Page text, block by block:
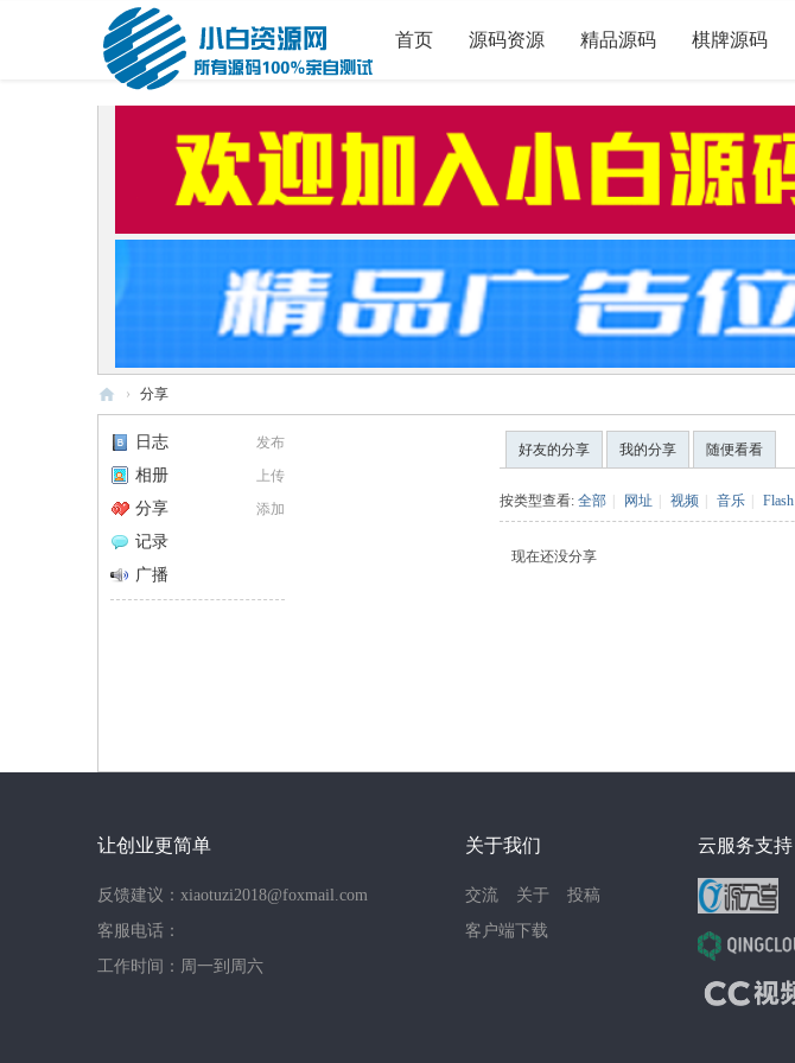
首页 源码资源 精品源码 棋牌源码
白
码
› 分享
发布
日志
上传
相册
添加
分享
记录
广播
好友的分享 我的分享 随便看看
按类型查看: 全部 | 网址 | 视频 | 音乐 | Flash
现在还没分享
让创业更简单
反馈建议：xiaotuzi2018@foxmail.com
客服电话：
工作时间：周一到周六
关于我们
交流 关于
投稿
客户端下载
云服务支持